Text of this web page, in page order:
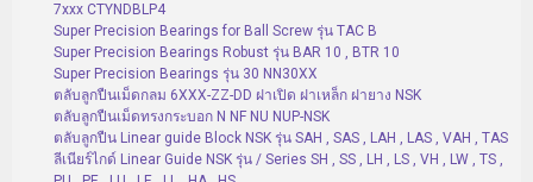
7xxx CTYNDBLP4
Super Precision Bearings for Ball Screw รุ่น TAC B
Super Precision Bearings Robust รุ่น BAR 10 , BTR 10
Super Precision Bearings รุ่น 30 NN30XX
ตลับลูกปืนเม็ดกลม 6XXX-ZZ-DD ฝาเปิด ฝาเหล็ก ฝายาง NSK
ตลับลูกปืนเม็ดทรงกระบอก N NF NU NUP-NSK
ตลับลูกปืน Linear guide Block NSK รุ่น SAH , SAS , LAH , LAS , VAH , TAS
ลีเนียร์ไกด์ Linear Guide NSK รุ่น / Series SH , SS , LH , LS , VH , LW , TS ,